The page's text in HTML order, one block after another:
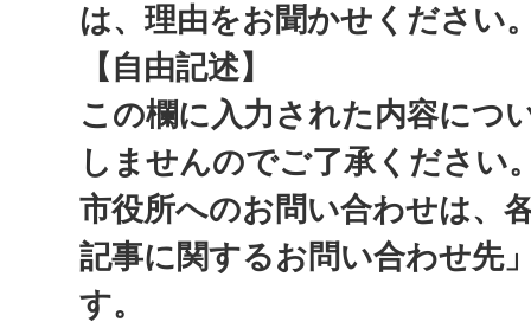
は、理由をお聞かせください
【自由記述】
この欄に入力された内容につ
しませんのでご了承ください
市役所へのお問い合わせは、
記事に関するお問い合わせ先
す。